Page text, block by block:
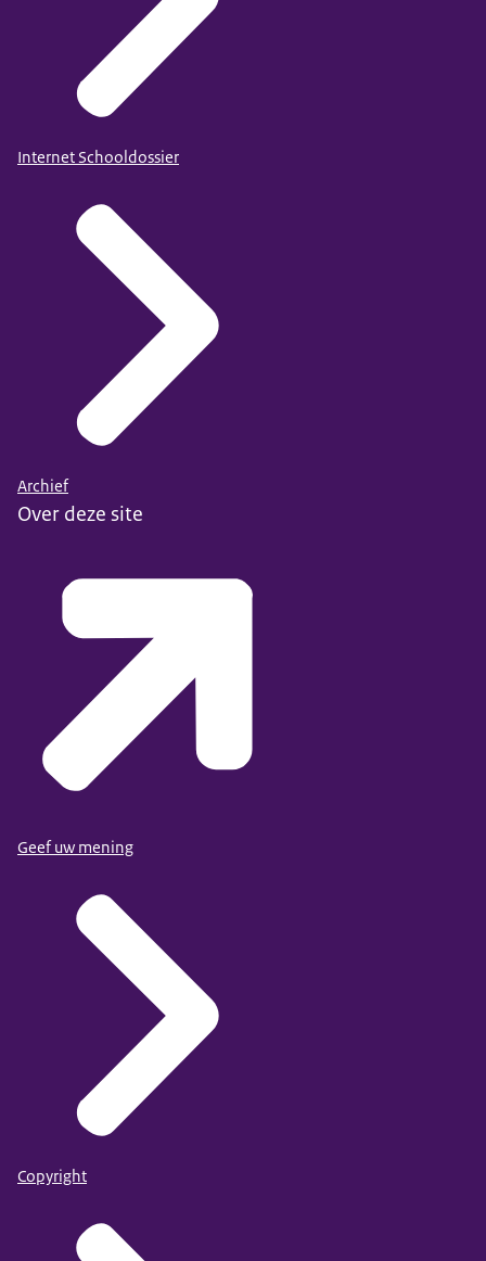
Internet Schooldossier
Archief
Over deze site
Geef uw mening
Copyright